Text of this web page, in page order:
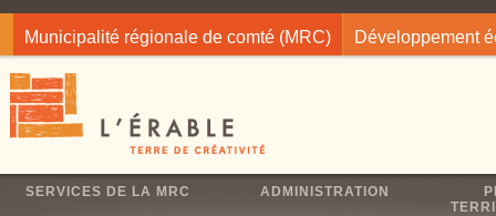
Municipalité régionale de comté (MRC) Développement
SERVICES DE LA MRC ADMINISTRATION